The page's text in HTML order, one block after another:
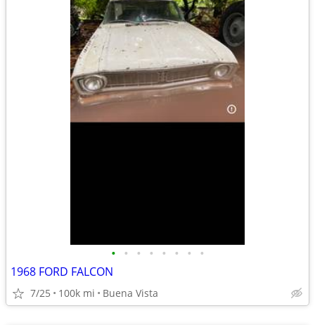
• • • • • • • •
1968 FORD FALCON
7/25 100k mi Buena Vista